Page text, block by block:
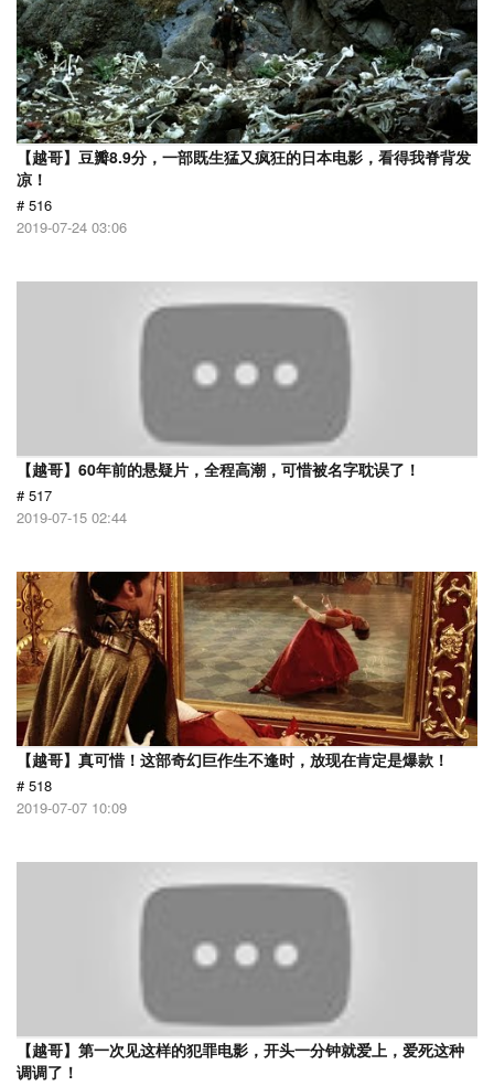
【越哥】豆瓣8.9分，一部既生猛又疯狂的日本电影，看得我脊背发
凉！
# 516
2019-07-24 03:06
【越哥】60年前的悬疑片，全程高潮，可惜被名字耽误了！
# 517
2019-07-15 02:44
【越哥】真可惜！这部奇幻巨作生不逢时，放现在肯定是爆款！
# 518
2019-07-07 10:09
【越哥】第一次见这样的犯罪电影，开头一分钟就爱上，爱死这种
调调了！